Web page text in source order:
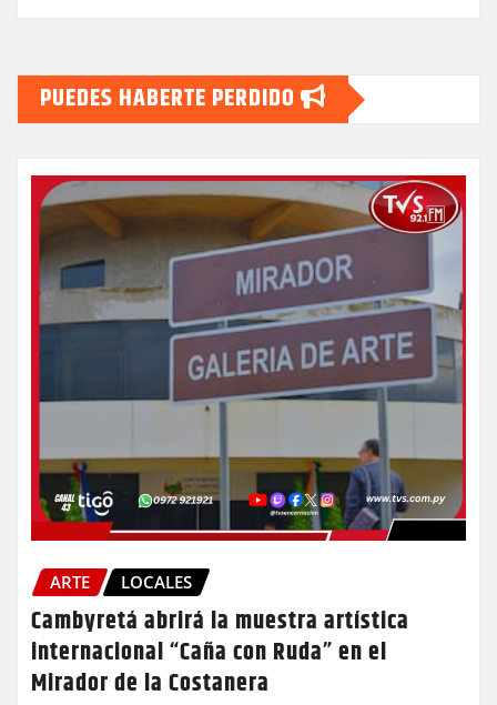
PUEDES HABERTE PERDIDO
ARTE LOCALES
Cambyretá abrirá la muestra artística
internacional “Caña con Ruda” en el
Mirador de la Costanera